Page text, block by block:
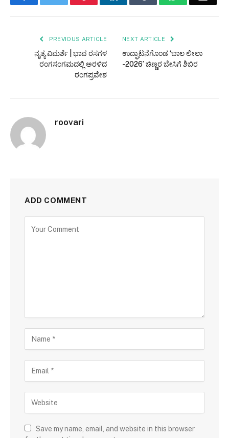
PREVIOUS ARTICLE
ನೃತ್ಯ ವಿಮರ್ಶೆ | ಭಾವ ರಸಗಳ
ರಂಗಸಂಗಮದಲ್ಲಿ ಅರಳಿದ
ರಂಗಪ್ರವೇಶ
NEXT ARTICLE
ಉದ್ಘಾಟನೆಗೊಂಡ ‘ಬಾಲ ಲೀಲಾ
-2026’ ಚಿಣ್ಣರ ಬೇಸಿಗೆ ಶಿಬಿರ
roovari
ADD COMMENT
Save my name, email, and website in this browser